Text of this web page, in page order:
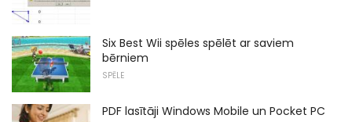
Six Best Wii spēles spēlēt ar saviem
bērniem
SPĒLE
PDF lasītāji Windows Mobile un Pocket PC